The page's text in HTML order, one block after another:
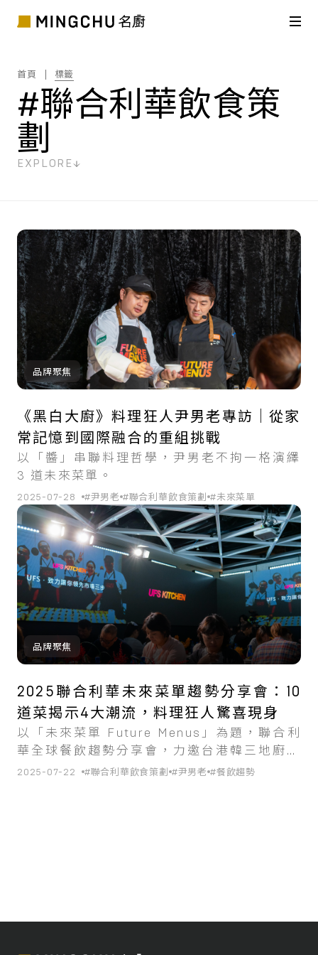
首頁 標籤
#聯合利華飲食策
劃
EXPLORE
共 2 筆搜尋結果
品牌聚焦
《黑白大廚》料理狂人尹男老專訪｜從家
常記憶到國際融合的重組挑戰
以「醬」串聯料理哲學，尹男老不拘一格演繹
3 道未來菜單。
2025-07-28 #尹男老 #聯合利華飲食策劃 #未來菜單
品牌聚焦
2025聯合利華未來菜單趨勢分享會：10
道菜揭示4大潮流，料理狂人驚喜現身
以「未來菜單 Future Menus」為題，聯合利
華全球餐飲趨勢分享會，力邀台港韓三地廚師
共同激發餐飲創作靈感。
2025-07-22 #聯合利華飲食策劃 #尹男老 #餐飲趨勢